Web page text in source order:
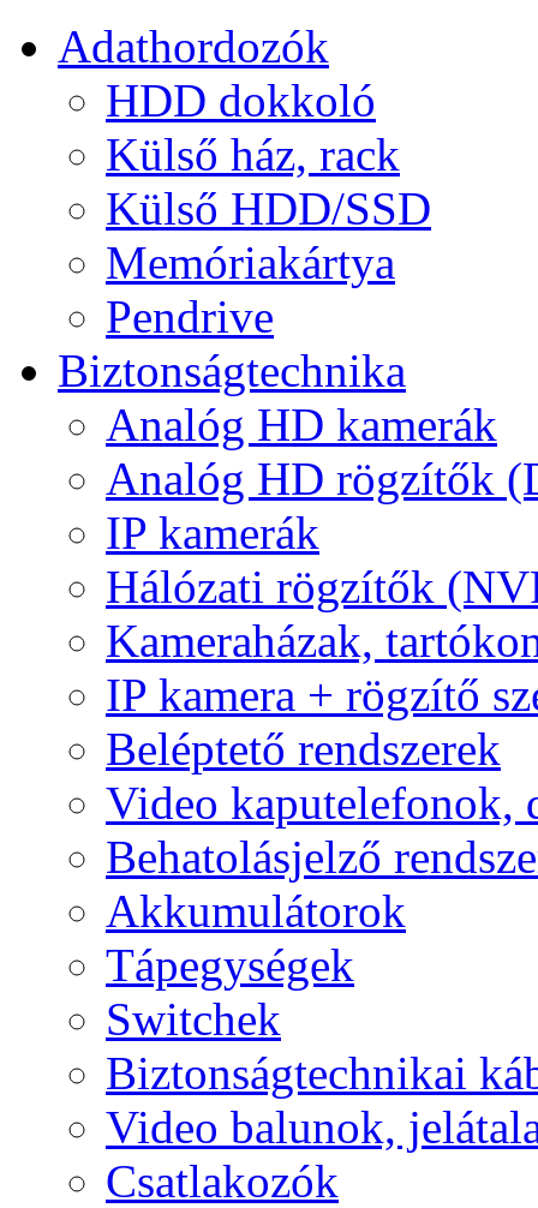
Adathordozók
HDD dokkoló
Külső ház, rack
Külső HDD/SSD
Memóriakártya
Pendrive
Biztonságtechnika
Analóg HD kamerák
Analóg HD rögzítők
IP kamerák
Hálózati rögzítők
Kameraházak,
IP kamera + rögzítő
Beléptető rendszerek
Video kaputelefonok,
Behatolásjelző
Akkumulátorok
Tápegységek
Switchek
Biztonságtechnikai
Video balunok,
Csatlakozók